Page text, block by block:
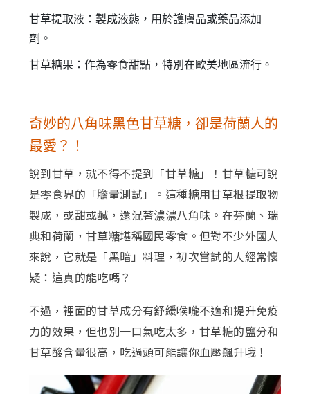
甘草提取液：製成液態，用於護膚品或藥品添加
劑。
甘草糖果：作為零食甜點，特別在歐美地區流行。
奇妙的八角味黑色甘草糖，卻是荷蘭人的
最愛？！
說到甘草，就不得不提到「甘草糖」！甘草糖可說
是零食界的「膽量測試」。這種糖用甘草根提取物
製成，或甜或鹹，還混著濃濃八角味。在芬蘭、瑞
典和荷蘭，甘草糖堪稱國民零食。但對不少外國人
來說，它就是「黑暗」料理，初次嘗試的人經常懷
疑：這真的能吃嗎？
不過，裡面的甘草成分有舒緩喉嚨不適和提升免疫
力的效果，但也別一口氣吃太多，甘草糖的鹽分和
甘草酸含量很高，吃過頭可能讓你血壓飆升哦！